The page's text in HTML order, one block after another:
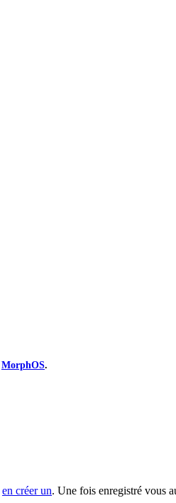
MorphOS.
en créer un. Une fois enregistré vous